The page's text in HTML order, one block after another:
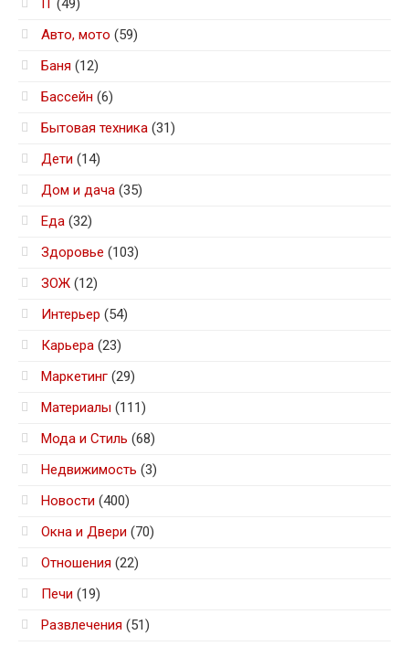
IT (49)
Авто, мото (59)
Баня (12)
Бассейн (6)
Бытовая техника (31)
Дети (14)
Дом и дача (35)
Еда (32)
Здоровье (103)
ЗОЖ (12)
Интерьер (54)
Карьера (23)
Маркетинг (29)
Материалы (111)
Мода и Стиль (68)
Недвижимость (3)
Новости (400)
Окна и Двери (70)
Отношения (22)
Печи (19)
Развлечения (51)